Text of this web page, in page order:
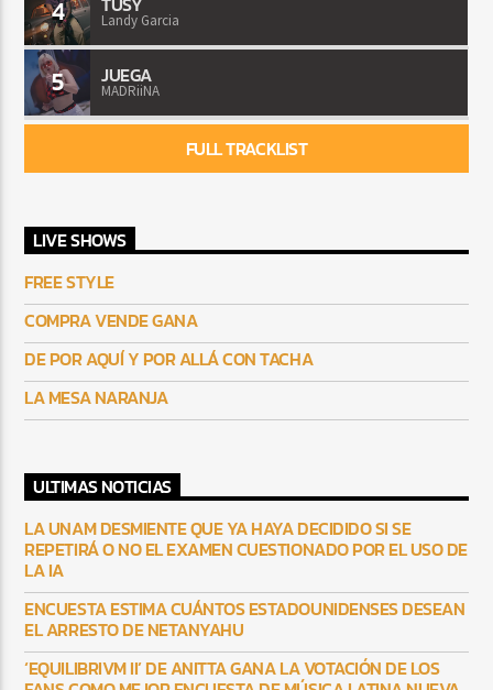
4 Landy Garcia
5 JUEGA
MADRiiNA
FULL TRACKLIST
LIVE SHOWS
FREE STYLE
COMPRA VENDE GANA
DE POR AQUÍ Y POR ALLÁ CON TACHA
LA MESA NARANJA
ULTIMAS NOTICIAS
LA UNAM DESMIENTE QUE YA HAYA DECIDIDO SI SE
REPETIRÁ O NO EL EXAMEN CUESTIONADO POR EL USO DE
LA IA
ENCUESTA ESTIMA CUÁNTOS ESTADOUNIDENSES DESEAN
EL ARRESTO DE NETANYAHU
‘EQUILIBRIVM II’ DE ANITTA GANA LA VOTACIÓN DE LOS